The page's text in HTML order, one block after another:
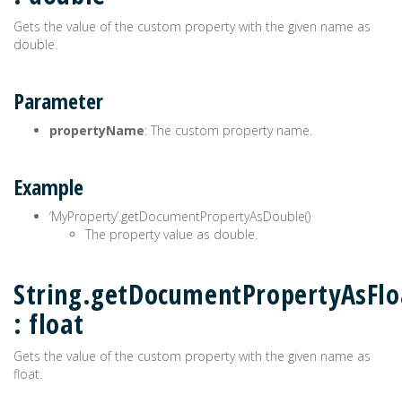
Gets the value of the custom property with the given name as
double.
Parameter
propertyName: The custom property name.
Example
‘MyProperty’.getDocumentPropertyAsDouble()
The property value as double.
: float
Gets the value of the custom property with the given name as
float.